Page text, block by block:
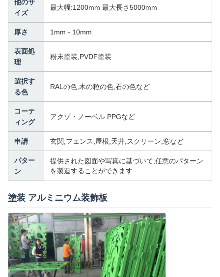
他のサ
イズ
最大幅:1200mm 最大長さ5000mm
厚さ 1mm - 10mm
表面処
理
粉末塗装,PVDF塗装
選択す
る色
RALの色,木の粒の色,石の色など
コーテ
ィング
アクゾ・ノーベル PPGなど
申請 玄関,フェンス,屋根,天井,スクリーン,窓など
パター
ン
提供された図面や写真に基づいて,任意のパターン
を製造することができます.
塗装 アルミニウム装飾板